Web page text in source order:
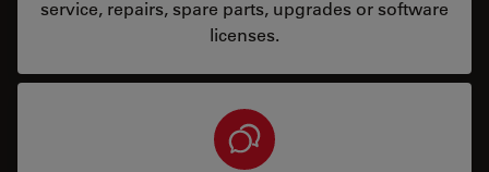
service, repairs, spare parts, upgrades or software
licenses.